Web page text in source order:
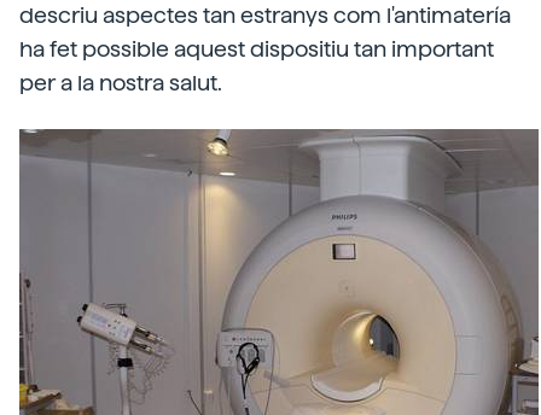
descriu aspectes tan estranys com l'antimatería
ha fet possible aquest dispositiu tan important
per a la nostra salut.